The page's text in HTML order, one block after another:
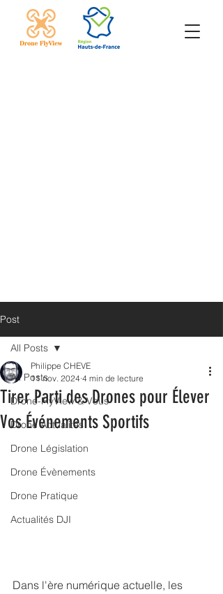
Post
All Posts
Drone-FlyView & Vous
Drone Actualités
Drone Législation
Drone Évènements
Drone Pratique
Actualités DJI
All Posts
Tirer Parti des Drones pour Élever
Vos Événements Sportifs
Philippe CHEVE
11 nov. 2024 4 min de lecture
Dans l'ère numérique actuelle, les